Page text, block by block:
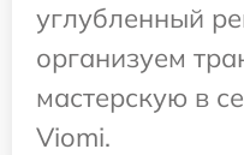
углубленный
организуем
мастерскую в
Viomi.